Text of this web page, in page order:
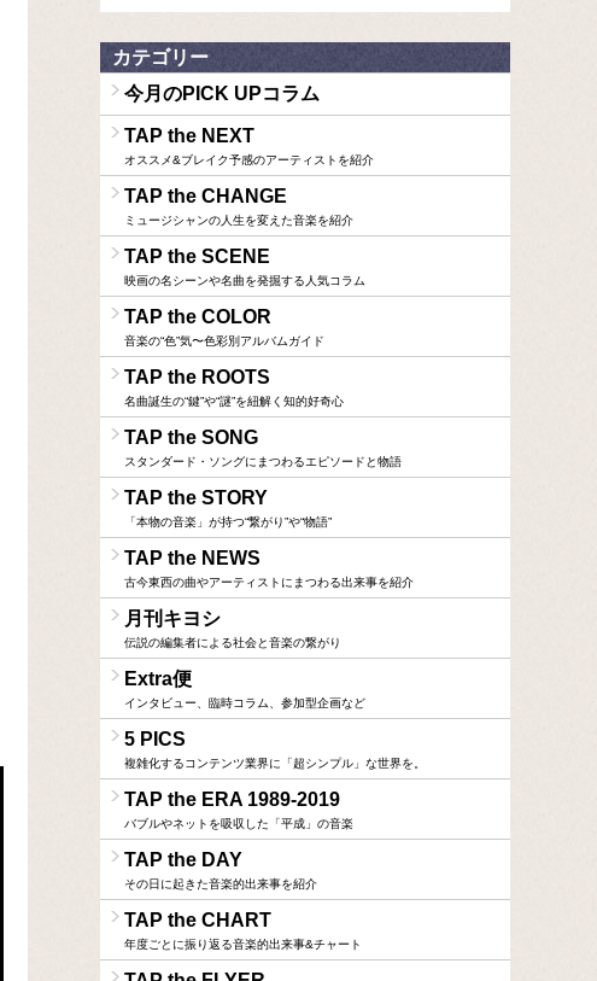
カテゴリー
今月のPICK UPコラム
TAP the NEXT
オススメ&ブレイク予感のアーティストを紹介
TAP the CHANGE
ミュージシャンの人生を変えた音楽を紹介
TAP the SCENE
映画の名シーンや名曲を発掘する人気コラム
TAP the COLOR
音楽の“色”気〜色彩別アルバムガイド
TAP the ROOTS
名曲誕生の“鍵”や“謎”を紐解く知的好奇心
TAP the SONG
スタンダード・ソングにまつわるエピソードと物語
TAP the STORY
「本物の音楽」が持つ“繋がり”や“物語”
TAP the NEWS
古今東西の曲やアーティストにまつわる出来事を紹介
月刊キヨシ
伝説の編集者による社会と音楽の繋がり
Extra便
インタビュー、臨時コラム、参加型企画など
5 PICS
複雑化するコンテンツ業界に「超シンプル」な世界を。
TAP the ERA 1989-2019
バブルやネットを吸収した「平成」の音楽
TAP the DAY
その日に起きた音楽的出来事を紹介
TAP the CHART
年度ごとに振り返る音楽的出来事&チャート